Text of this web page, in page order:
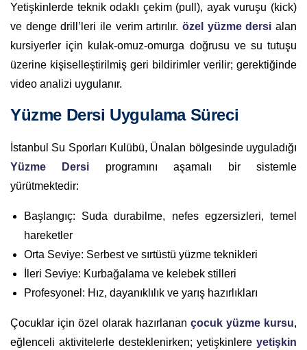
Yetişkinlerde teknik odaklı çekim (pull), ayak vuruşu (kick)
ve denge drill’leri ile verim artırılır. özel yüzme dersi alan
kursiyerler için kulak-omuz-omurga doğrusu ve su tutuşu
üzerine kişiselleştirilmiş geri bildirimler verilir; gerektiğinde
video analizi uygulanır.
Yüzme Dersi Uygulama Süreci
İstanbul Su Sporları Kulübü, Ünalan bölgesinde uyguladığı
Yüzme Dersi programını aşamalı bir sistemle
yürütmektedir:
Başlangıç: Suda durabilme, nefes egzersizleri, temel
hareketler
Orta Seviye: Serbest ve sırtüstü yüzme teknikleri
İleri Seviye: Kurbağalama ve kelebek stilleri
Profesyonel: Hız, dayanıklılık ve yarış hazırlıkları
Çocuklar için özel olarak hazırlanan çocuk yüzme kursu,
eğlenceli aktivitelerle desteklenirken; yetişkinlere yetişkin